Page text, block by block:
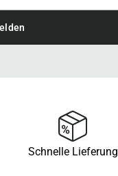
Schnelle Lieferung